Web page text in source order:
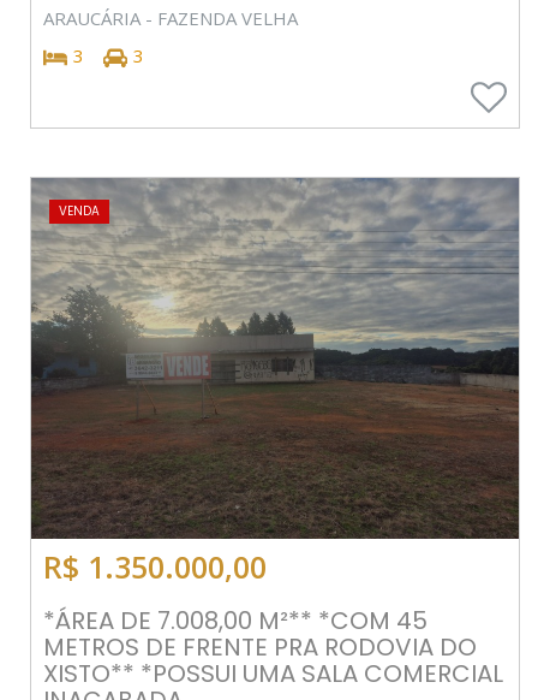
ARAUCÁRIA - FAZENDA VELHA
3
3
VENDA
R$ 1.350.000,00
*ÁREA DE 7.008,00 M²** *COM 45
METROS DE FRENTE PRA RODOVIA DO
XISTO** *POSSUI UMA SALA COMERCIAL